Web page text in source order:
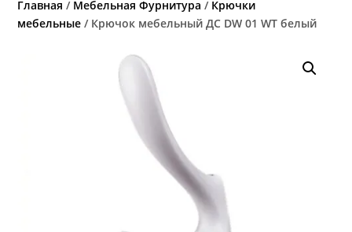
Главная / Мебельная Фурнитура / Крючки
мебельные / Крючок мебельный ДС DW 01 WT белый